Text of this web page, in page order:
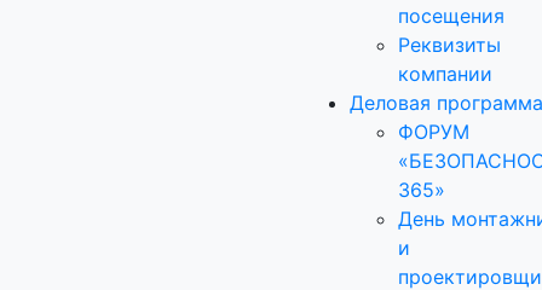
посещения
Реквизиты
компании
Деловая программа
ФОРУМ
365»
День
и